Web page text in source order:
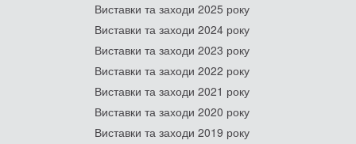
Виставки та заходи 2025 року
Виставки та заходи 2024 року
Виставки та заходи 2023 року
Виставки та заходи 2022 року
Виставки та заходи 2021 року
Виставки та заходи 2020 року
Виставки та заходи 2019 року